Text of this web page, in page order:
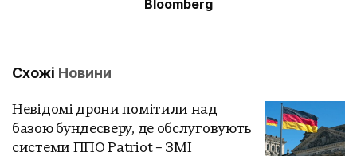
Bloomberg
Схожі Новини
Невідомі дрони помітили над
базою бундесверу, де обслуговують
системи ППО Patriot – ЗМІ